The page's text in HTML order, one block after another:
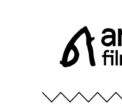
contentsFilminstitut